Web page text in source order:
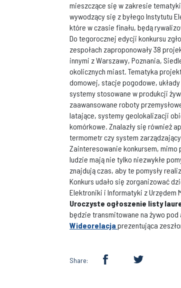
mieszczące się w zakresie
wywodzący się z byłego Instytutu
które w czasie finału, będą
Do tegorocznej edycji konkursu
zespołach zaproponowały 38
innymi z Warszawy, Poznania,
okolicznych miast. Tematyka
domowej, stacje pogodowe,
systemy stosowane w produkcji
zaawansowane roboty
latające, systemy geolokalizacji
komórkowe. Znalazły się również
termometr czy system
Zainteresowanie konkursem,
ludzie mają nie tylko niezwykłe
znajdują czas, aby te pomysły
Konkurs udało się zorganizować
Elektroniki i Informatyki z Urzędem
Uroczyste ogłoszenie listy
będzie transmitowane na żywo
Wideorelacja prezentująca
Share: